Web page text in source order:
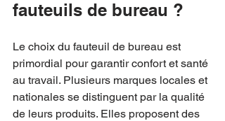
fauteuils de bureau ?
Le choix du fauteuil de bureau est
primordial pour garantir confort et santé
au travail. Plusieurs marques locales et
nationales se distinguent par la qualité
de leurs produits. Elles proposent des